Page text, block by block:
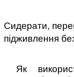
Сидерати,
підживлення
Як